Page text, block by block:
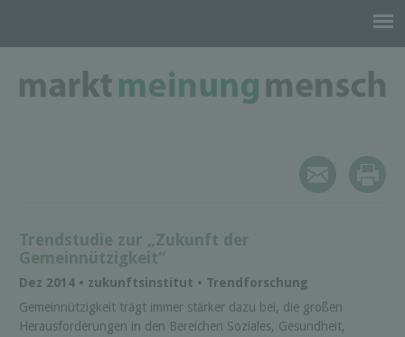
Trendstudie zur „Zukunft der
Gemeinnützigkeit“
Dez 2014 • zukunftsinstitut • Trendforschung
Gemeinnützigkeit trägt immer stärker dazu bei, die großen
Herausforderungen in den Bereichen Soziales, Gesundheit,